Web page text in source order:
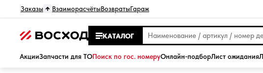
Заказы ВзаиморасчётыВозвратыГараж
КАТАЛОГ
АкцииЗапчасти для ТОПоиск по гос. номеруОнлайн-подборЛист ожидания